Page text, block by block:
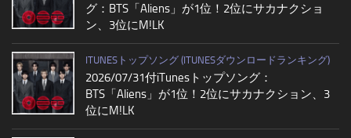
グ：BTS「Aliens」が1位！2位にサカナクショ
ン、3位にM!LK
ITUNESトップソング (ITUNESダウンロードランキング)
2026/07/31付iTunesトップソング：
BTS「Aliens」が1位！2位にサカナクション、3
位にM!LK